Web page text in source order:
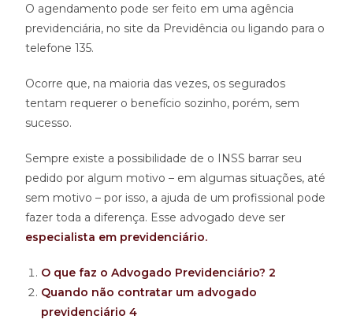
O agendamento pode ser feito em uma agência
previdenciária, no site da Previdência ou ligando para o
telefone 135.
Ocorre que, na maioria das vezes, os segurados
tentam requerer o benefício sozinho, porém, sem
sucesso.
Sempre existe a possibilidade de o INSS barrar seu
pedido por algum motivo – em algumas situações, até
sem motivo – por isso, a ajuda de um profissional pode
fazer toda a diferença. Esse advogado deve ser
especialista em previdenciário.
O que faz o Advogado Previdenciário? 2
Quando não contratar um advogado
previdenciário 4